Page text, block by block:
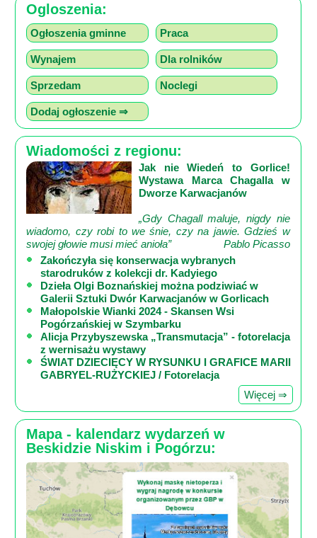
Ogloszenia:
Ogłoszenia gminne Praca
Wynajem Dla rolników
Sprzedam Noclegi
Dodaj ogłoszenie ⇒
Wiadomości z regionu:
Jak nie Wiedeń to Gorlice!
Wystawa Marca Chagalla w
Dworze Karwacjanów
„Gdy Chagall maluje, nigdy nie
wiadomo, czy robi to we śnie, czy na jawie. Gdzieś w
swojej głowie musi mieć anioła”
Pablo Picasso
Zakończyła się konserwacja wybranych
starodruków z kolekcji dr. Kadyiego
Dzieła Olgi Boznańskiej można podziwiać w
Galerii Sztuki Dwór Karwacjanów w Gorlicach
Małopolskie Wianki 2024 - Skansen Wsi
Pogórzańskiej w Szymbarku
Alicja Przybyszewska „Transmutacja” - fotorelacja
z wernisażu wystawy
ŚWIAT DZIECIĘCY W RYSUNKU I GRAFICE MARII
GABRYEL-RUŻYCKIEJ / Fotorelacja
Więcej ⇒
Mapa - kalendarz wydarzeń w
Beskidzie Niskim i Pogórzu: